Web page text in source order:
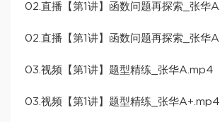
02.直播【第1讲】函数问题再探索_张华
02.直播【第1讲】函数问题再探索_张华
03.视频【第1讲】题型精练_张华A.mp4
03.视频【第1讲】题型精练_张华A+.mp4